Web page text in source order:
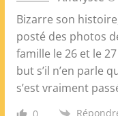
Bizarre son
posté des photos
famille le 26 et le
but s’il n’en parle
s’est vraiment